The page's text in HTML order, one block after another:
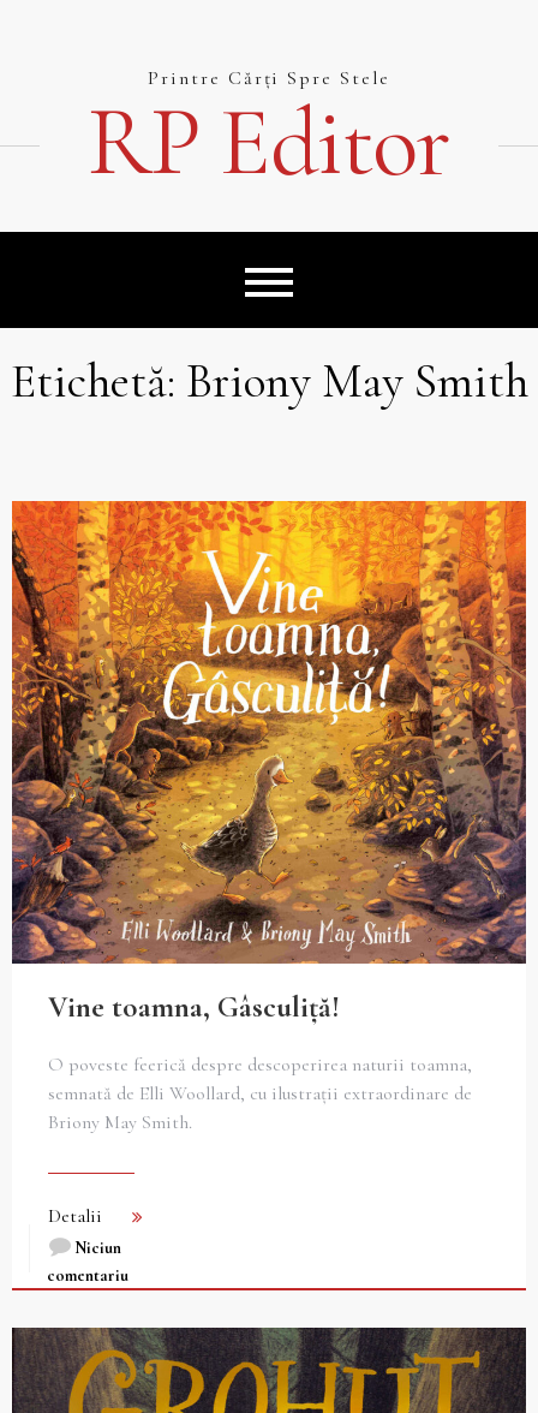
Printre Cărți Spre Stele
RP Editor
Etichetă: Briony May Smith
Vine toamna, Gâsculiţă!
O poveste feerică despre descoperirea naturii toamna,
semnată de Elli Woollard, cu ilustrații extraordinare de
Briony May Smith.
Detalii
Niciun
comentariu